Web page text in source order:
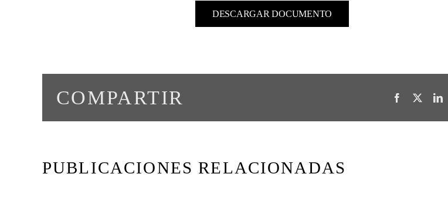
DESCARGAR DOCUMENTO
COMPARTIR
PUBLICACIONES RELACIONADAS